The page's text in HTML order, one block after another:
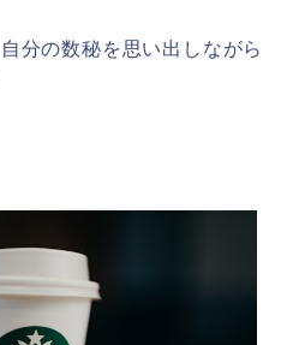
分の数秘を思い出しながら